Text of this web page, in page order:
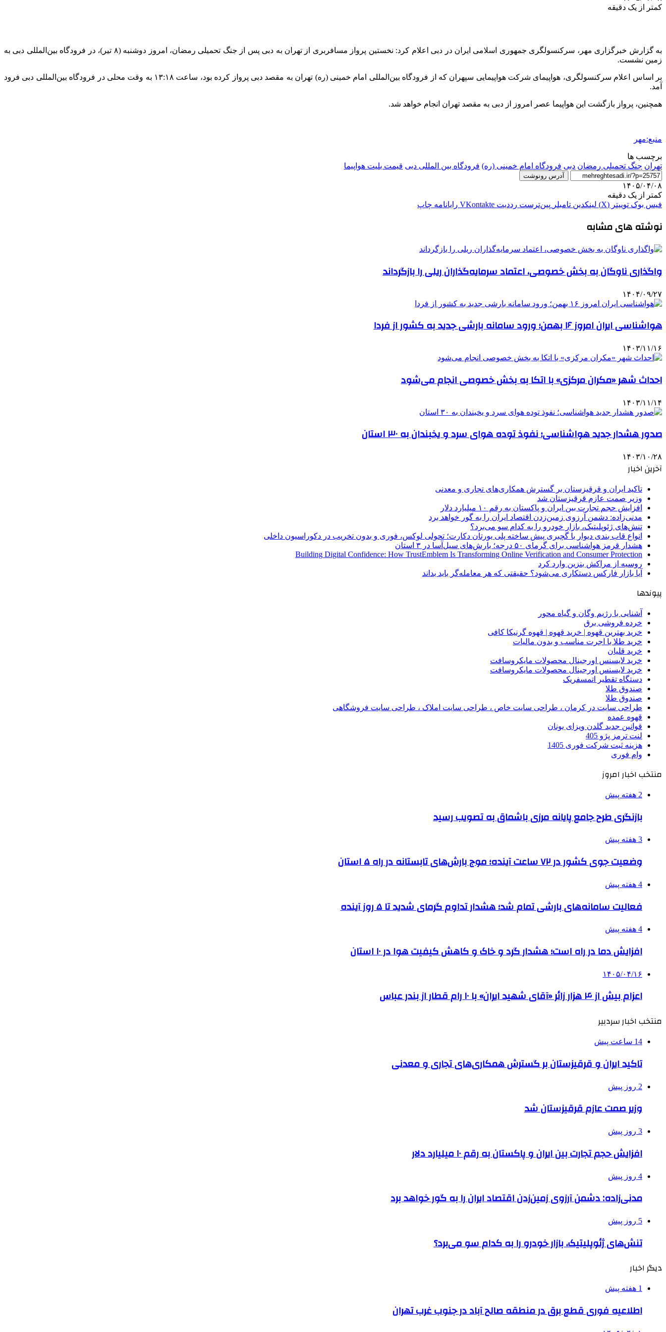
کمتر از یک دقیقه
به گزارش خبرگزاری مهر، سرکنسولگری جمهوری اسلامی ایران در دبی اعلام کرد: نخستین پرواز مسافربری از تهران به دبی پس از جنگ تحمیلی رمضان، امروز دوشنبه (۸ تیر)، در فرودگاه بین‌المللی دبی به
زمین نشست.
بر اساس اعلام سرکنسولگری، هواپیمای شرکت هواپیمایی سپهران که از فرودگاه بین‌المللی امام خمینی (ره) تهران به مقصد دبی پرواز کرده بود، ساعت ۱۳:۱۸ به وقت محلی در فرودگاه بین‌المللی دبی فرود
آمد.
همچنین، پرواز بازگشت این هواپیما عصر امروز از دبی به مقصد تهران انجام خواهد شد.
منبع:مهر
برچسب ها
تهران جنگ تحمیلی رمضان دبی فرودگاه امام خمینی (ره) فرودگاه بین المللی دبی قیمت بلیت هواپیما
آدرس رونوشت
۱۴۰۵/۰۴/۰۸
کمتر از یک دقیقه
فیس بوک توییتر (X) لینکدین ‫تامبلر ‫پین‌ترست ‫رددیت ‫VKontakte رایانامه چاپ
نوشته های مشابه
واگذاری‌ ناوگان به بخش خصوصی، اعتماد سرمایه‌گذاران ریلی را بازگرداند
۱۴۰۴/۰۹/۲۷
هواشناسی ایران امروز ۱۶ بهمن؛ ورود سامانه بارشی جدید به کشور از فردا
۱۴۰۳/۱۱/۱۶
احداث شهر «مکران مرکزی» با اتکا به بخش خصوصی انجام می‌شود
۱۴۰۳/۱۱/۱۴
صدور هشدار جدید هواشناسی؛ نفوذ توده هوای سرد و یخبندان به ۳۰ استان
۱۴۰۳/۱۰/۲۸
آخرین اخبار
تاکید ایران و قرقیزستان بر گسترش همکاری‌های تجاری و معدنی
وزیر صمت عازم قرقیزستان شد
افزایش حجم تجارت بین ایران و پاکستان به رقم ۱۰ میلیارد دلار
مدنی‌زاده: دشمن آرزوی زمین‌زدن اقتصاد ایران را به گور خواهد برد
تنش‌های ژئوپلیتیک، بازار خودرو را به کدام سو می‌برد؟
انواع قاب بندی دیوار با گچبری پیش ساخته پلی یورتان دکارت؛ تحولی لوکس، فوری و بدون تخریب در دکوراسیون داخلی
هشدار قرمز هواشناسی برای گرمای ۵۰ درجه؛ بارش‌های سیل‌آسا در ۳ استان
Building Digital Confidence: How TrustEmblem Is Transforming Online Verification and Consumer Protection
روسیه از مراکش بنزین وارد کرد
آیا بازار فارکس دستکاری می‌شود؟ حقیقتی که هر معامله‌گر باید بداند
پیوندها
آشنایی با رژیم وگان و گیاه محور
خرده فروشی برق
خرید بهترین قهوه | خرید قهوه | قهوه گرنیکا کافی
خرید طلا با اجرت مناسب و بدون مالیات
خرید قلیان
خرید لایسنس اورجینال محصولات مایکروسافت
خرید لایسنس اورجینال محصولات مایکروسافت
دستگاه تقطیر اتمسفریک
صندوق طلا
صندوق طلا
طراحی سایت در کرمان ، طراحی سایت خاص ، طراحی سایت املاک ، طراحی سایت فروشگاهی
قهوه عمده
قوانین جدید گلدن ویزای یونان
لنت ترمز پژو 405
هزینه ثبت شرکت فوری 1405
وام فوری
منتخب اخبار امروز
2 هفته پیش
بازنگری طرح جامع پایانه مرزی باشماق به تصویب رسید
3 هفته پیش
وضعیت جوی کشور در ۷۲ ساعت آینده؛ موج بارش‌های تابستانه در راه ۵ استان
4 هفته پیش
فعالیت سامانه‌های بارشی تمام شد؛ هشدار تداوم گرمای شدید تا ۵ روز آینده
4 هفته پیش
افزایش دما در راه است؛ هشدار گرد و خاک و کاهش کیفیت هوا در ۱۰ استان
۱۴۰۵/۰۴/۱۶
اعزام بیش از ۴ هزار زائر «آقای شهید ایران» با ۱۰ رام قطار از بندر عباس
منتخب اخبار سردبیر
14 ساعت پیش
تاکید ایران و قرقیزستان بر گسترش همکاری‌های تجاری و معدنی
2 روز پیش
وزیر صمت عازم قرقیزستان شد
3 روز پیش
افزایش حجم تجارت بین ایران و پاکستان به رقم ۱۰ میلیارد دلار
4 روز پیش
مدنی‌زاده: دشمن آرزوی زمین‌زدن اقتصاد ایران را به گور خواهد برد
5 روز پیش
تنش‌های ژئوپلیتیک، بازار خودرو را به کدام سو می‌برد؟
دیگر اخبار
1 هفته پیش
اطلاعیه فوری قطع برق در منطقه صالح آباد در جنوب غرب تهران